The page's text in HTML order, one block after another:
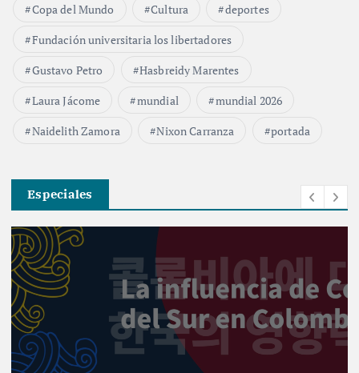
Copa del Mundo
Cultura
deportes
Fundación universitaria los libertadores
Gustavo Petro
Hasbreidy Marentes
Laura Jácome
mundial
mundial 2026
Naidelith Zamora
Nixon Carranza portada
Especiales